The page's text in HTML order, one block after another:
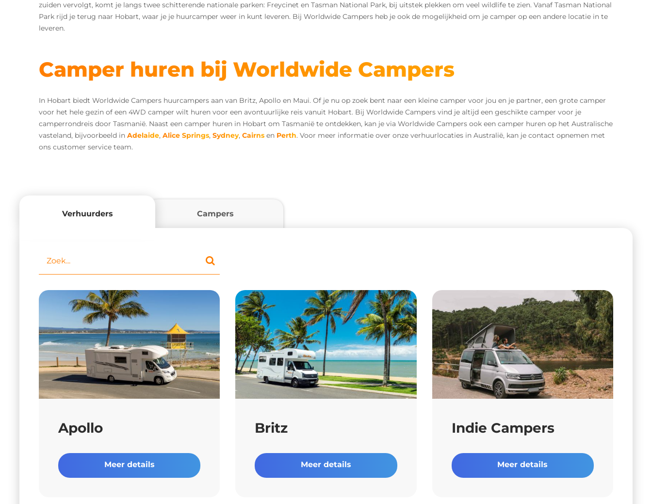
zuiden vervolgt, komt je langs twee schitterende nationale parken: Freycinet en Tasman National Park, bij uitstek plekken om veel wildlife te zien. Vanaf Tasman National
Park rijd je terug naar Hobart, waar je je huurcamper weer in kunt leveren. Bij Worldwide Campers heb je ook de mogelijkheid om je camper op een andere locatie in te
leveren.
Camper huren bij Worldwide Campers
In Hobart biedt Worldwide Campers huurcampers aan van Britz, Apollo en Maui. Of je nu op zoek bent naar een kleine camper voor jou en je partner, een grote camper
voor het hele gezin of een 4WD camper wilt huren voor een avontuurlijke reis vanuit Hobart. Bij Worldwide Campers vind je altijd een geschikte camper voor je
camperrondreis door Tasmanië. Naast een camper huren in Hobart om Tasmanië te ontdekken, kan je via Worldwide Campers ook een camper huren op het Australische
vasteland, bijvoorbeeld in Adelaide, Alice Springs, Sydney, Cairns en Perth. Voor meer informatie over onze verhuurlocaties in Australië, kan je contact opnemen met
ons customer service team.
Verhuurders Campers
Apollo
Meer details
Britz
Meer details
Indie Campers
Meer details